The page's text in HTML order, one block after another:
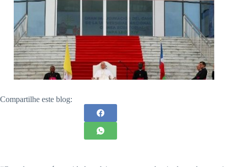
Compartilhe este blog: